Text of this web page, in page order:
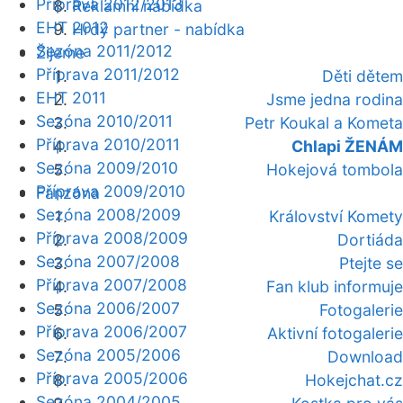
Reklamní nabídka
Hrdý partner - nabídka
Žijeme
Děti dětem
Jsme jedna rodina
Petr Koukal a Kometa
Chlapi ŽENÁM
Hokejová tombola
Fanzóna
Království Komety
Dortiáda
Ptejte se
Fan klub informuje
Fotogalerie
Aktivní fotogalerie
Download
Hokejchat.cz
Příprava 2012/2013
EHT 2012
Sezóna 2011/2012
Příprava 2011/2012
EHT 2011
Sezóna 2010/2011
Příprava 2010/2011
Sezóna 2009/2010
Příprava 2009/2010
Sezóna 2008/2009
Příprava 2008/2009
Sezóna 2007/2008
Příprava 2007/2008
Sezóna 2006/2007
Příprava 2006/2007
Sezóna 2005/2006
Příprava 2005/2006